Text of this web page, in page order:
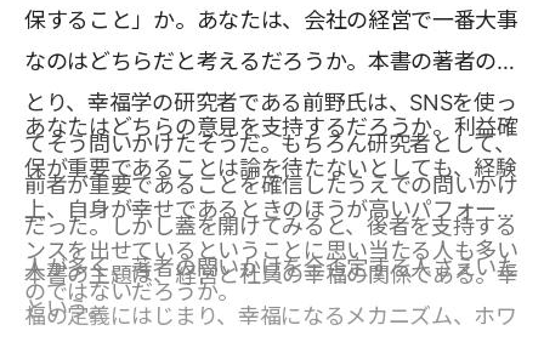
保すること」か。あなたは、会社の経営で一番大事
なのはどちらだと考えるだろうか。本書の著者のひ
とり、幸福学の研究者である前野氏は、SNSを使っ
てそう問いかけたそうだ。もちろん研究者として、
前者が重要であることを確信したうえでの問いかけ
だった。しかし蓋を開けてみると、後者を支持する
人が多く、著者の問いかけを全否定する人さえいた
という。
あなたはどちらの意見を支持するだろうか。利益確
保が重要であることは論を待たないとしても、経験
上、自身が幸せであるときのほうが高いパフォーマ
ンスを出せているということに思い当たる人も多い
のではないだろうか。
本書の主題は、経営と社員の幸福の関係である。幸
福の定義にはじまり、幸福になるメカニズム、ホワ